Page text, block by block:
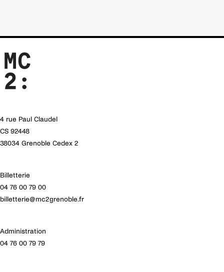
Costume
Dary Tha
Catherine Lourioux
Lumières
Technicien lumières en tournée
Sébastien GIBOREAU
Régisseur Général en France et Tour Manager
Xavier Gobin
Ratha Ya
Coralie Morillon
Productions Hors Jeu
Avec le soutien de l’Institut Français
Et de la Brèche, Pole National Cirque de Normandie
4 rue Paul Claudel
CS 92448
38034 Grenoble Cedex 2
Billetterie
04 76 00 79 00
billetterie@mc2grenoble.fr
Administration
04 76 00 79 79